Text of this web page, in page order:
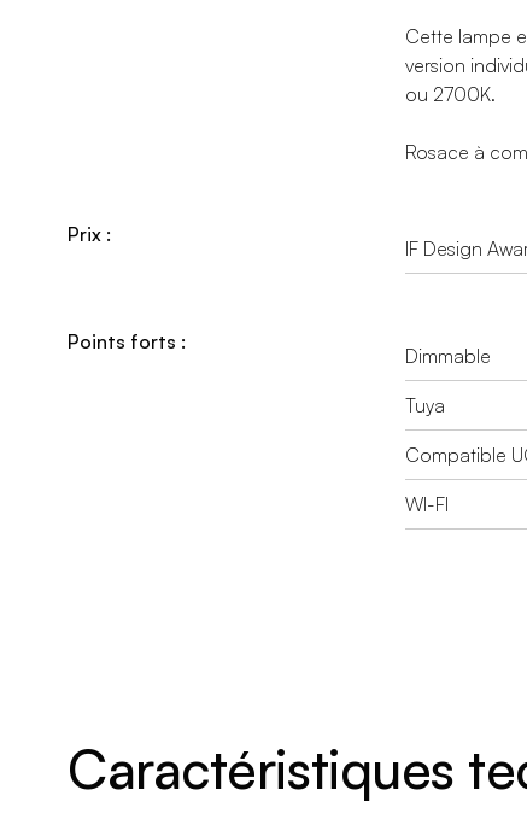
Cette lampe
version
ou 2700K.
Rosace à
Prix :
IF Design
Points forts :
Dimmable
Tuya
Compatible
WI-FI
Caractéristiques